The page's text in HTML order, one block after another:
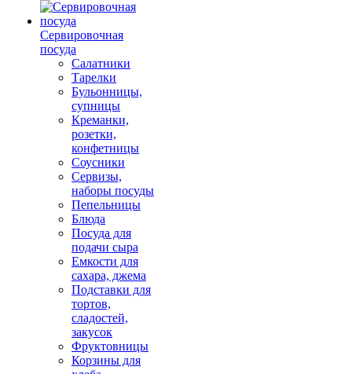
Сервировочная
посуда
Салатники
Тарелки
Бульонницы,
супницы
Креманки,
розетки,
конфетницы
Соусники
Сервизы,
наборы посуды
Пепельницы
Блюда
Посуда для
подачи сыра
Емкости для
сахара, джема
Подставки для
тортов,
сладостей,
закусок
Фруктовницы
Корзины для